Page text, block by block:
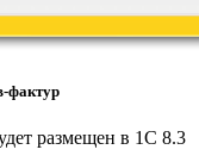
фактур
размещен в 1С 8.3